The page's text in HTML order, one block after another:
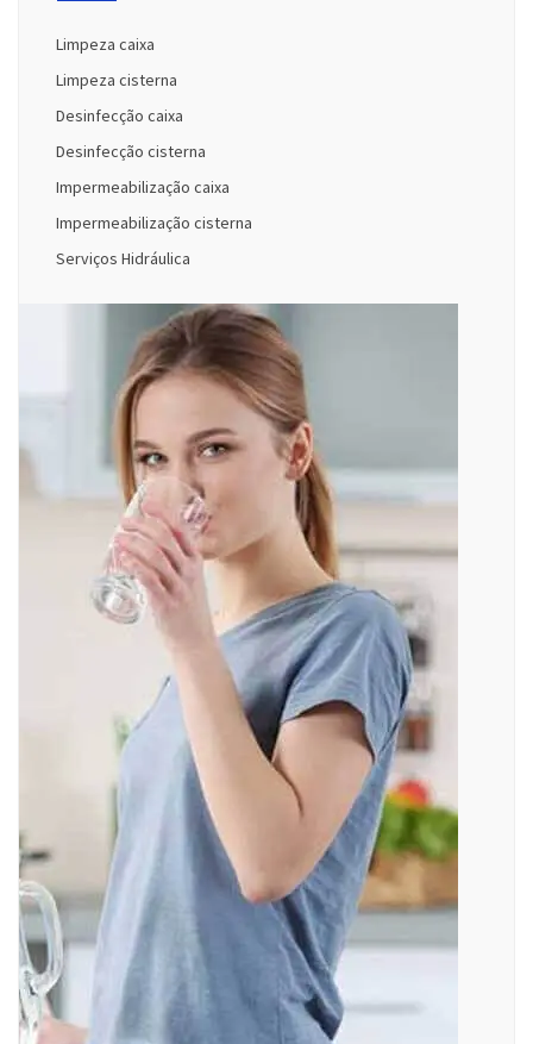
Limpeza caixa
Limpeza cisterna
Desinfecção caixa
Desinfecção cisterna
Impermeabilização caixa
Impermeabilização cisterna
Serviços Hidráulica